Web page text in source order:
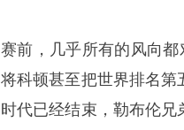
赛前，几乎所有的风向
将科顿甚至把世界排名第
时代已经结束，勒布伦